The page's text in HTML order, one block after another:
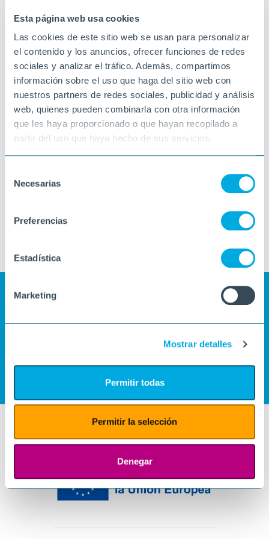
Esta página web usa cookies
Las cookies de este sitio web se usan para personalizar
el contenido y los anuncios, ofrecer funciones de redes
sociales y analizar el tráfico. Además, compartimos
información sobre el uso que haga del sitio web con
nuestros partners de redes sociales, publicidad y análisis
web, quienes pueden combinarla con otra información
que les haya proporcionado o que hayan recopilado a
partir del uso que haya hecho de sus servicios.
Necesarias
Preferencias
Estadística
Marketing
Mostrar detalles
Permitir todas
Permitir la selección
Denegar